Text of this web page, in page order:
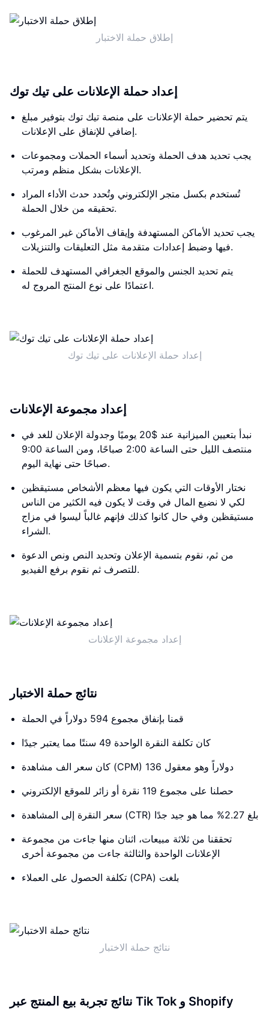
إطلاق حملة الاختبار
إعداد حملة الإعلانات على تيك توك
يتم تحضير حملة الإعلانات على منصة تيك توك بتوفير مبلغ
إضافي للإنفاق على الإعلانات.
يجب تحديد هدف الحملة وتحديد أسماء الحملات ومجموعات
الإعلانات بشكل منظم ومرتب.
تُستخدم بكسل متجر الإلكتروني وتُحدد حدث الأداء المراد
تحقيقه من خلال الحملة.
يجب تحديد الأماكن المستهدفة وإيقاف الأماكن غير المرغوب
فيها وضبط إعدادات متقدمة مثل التعليقات والتنزيلات.
يتم تحديد الجنس والموقع الجغرافي المستهدف للحملة
اعتمادًا على نوع المنتج المروج له.
إعداد حملة الإعلانات على تيك توك
إعداد مجموعة الإعلانات
نبدأ بتعيين الميزانية عند $20 يوميًا وجدولة الإعلان للغد في
منتصف الليل حتى الساعة 2:00 صباحًا، ومن الساعة 9:00
صباحًا حتى نهاية اليوم.
نختار الأوقات التي يكون فيها معظم الأشخاص مستيقظين
لكي لا نضيع المال في وقت لا يكون فيه الكثير من الناس
مستيقظين وفي حال كانوا كذلك فإنهم غالباً ليسوا في مزاج
الشراء.
من ثم، نقوم بتسمية الإعلان وتحديد النص ونص الدعوة
للتصرف ثم نقوم برفع الفيديو.
إعداد مجموعة الإعلانات
نتائج حملة الاختبار
قمنا بإنفاق مجموع 594 دولاراً في الحملة
كان تكلفة النقرة الواحدة 49 سنتًا مما يعتبر جيدًا
كان سعر الف مشاهدة (CPM) 136 دولاراً وهو معقول
حصلنا على مجموع 119 نقرة أو زائر للموقع الإلكتروني
سعر النقرة إلى المشاهدة (CTR) بلغ 2.27% مما هو جيد جدًا
تحققنا من ثلاثة مبيعات، اثنان منها جاءت من مجموعة
الإعلانات الواحدة والثالثة جاءت من مجموعة أخرى
تكلفة الحصول على العملاء (CPA) بلغت
نتائج حملة الاختبار
نتائج تجربة بيع المنتج عبر Tik Tok و Shopify